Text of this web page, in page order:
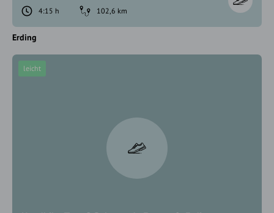
4:15 h
102,6 km
Erding
leicht